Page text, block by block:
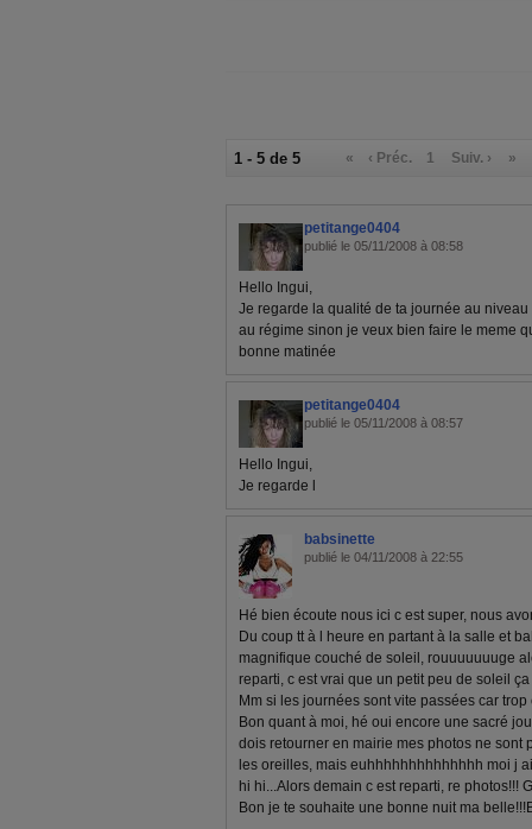
1 - 5 de 5 « ‹ Préc. 1 Suiv. › »
petitange0404
publié le 05/11/2008 à 08:58
Hello Ingui,
Je regarde la qualité de ta journée au
au régime sinon je veux bien faire le meme
bonne matinée
petitange0404
publié le 05/11/2008 à 08:57
Hello Ingui,
Je regarde l
babsinette
publié le 04/11/2008 à 22:55
Hé bien écoute nous ici c est super, nous
Du coup tt à l heure en partant à la salle et
magnifique couché de soleil, rouuuuuuuge
reparti, c est vrai que un petit peu de soleil
Mm si les journées sont vite passées car
Bon quant à moi, hé oui encore une sacré
dois retourner en mairie mes photos ne sont
les oreilles, mais euhhhhhhhhhhhhhh moi j
hi hi...Alors demain c est reparti, re photos!!!
Bon je te souhaite une bonne nuit ma